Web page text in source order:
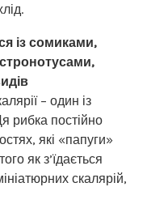
із сомиками,
– один із
рибка постійно
які «папуги»
як з’їдається
скалярій,